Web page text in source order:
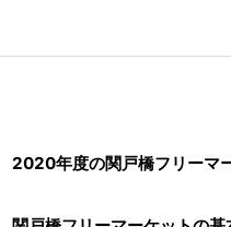
2020年度の関戸橋フリーマ